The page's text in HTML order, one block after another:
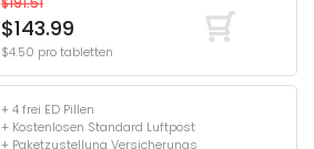
$143.99
$4.50 pro tabletten
+ 4 frei ED Pillen
+ Kostenlosen Standard Luftpost
+ Paketzustellung Versicherungs